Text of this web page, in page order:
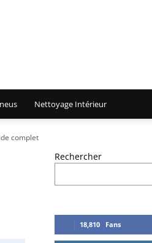
Nettoyage Intérieur
complet
Rechercher
18,810 Fans